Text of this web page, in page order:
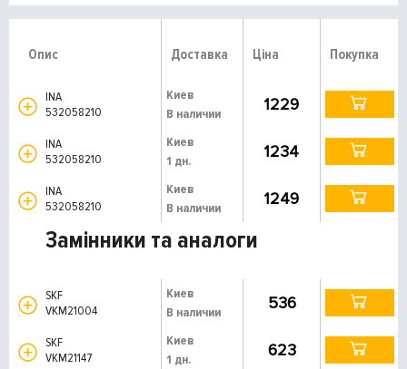
Опис Доставка Ціна Покупка
INA
532058210
Киев
В наличии
1229
INA
532058210
Киев
1 дн.
1234
INA
532058210
Киев
В наличии
1249
Замінники та аналоги
SKF
VKM21004
Киев
В наличии
536
SKF
VKM21147
Киев
1 дн.
623